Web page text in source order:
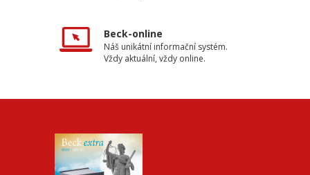
Beck-online
Náš unikátní informační systém.
Vždy aktuální, vždy online.